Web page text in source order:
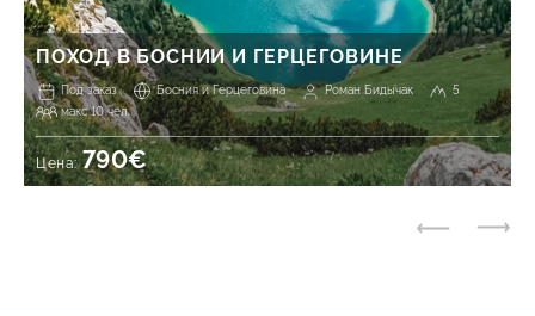
ПОХОД В БОСНИИ И ГЕРЦЕГОВИНЕ
Под заказ Босния и Герцеговина Роман Бидычак
5
макс 10 чел.
Цена:790€